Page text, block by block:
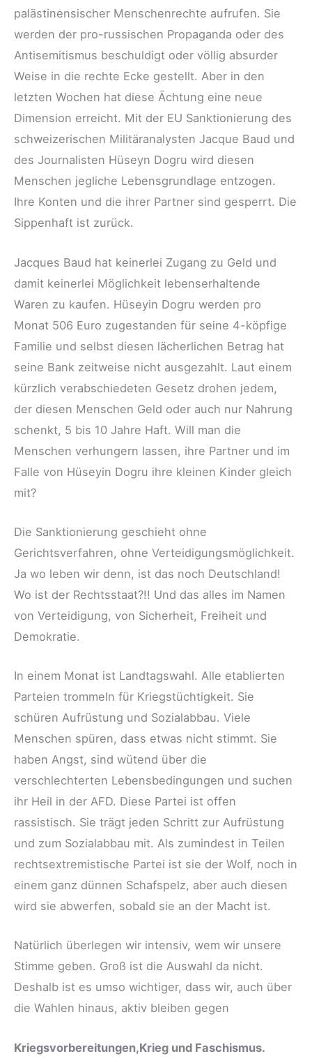
palästinensischer Menschenrechte aufrufen. Sie
werden der pro-russischen Propaganda oder des
Antisemitismus beschuldigt oder völlig absurder
Weise in die rechte Ecke gestellt. Aber in den
letzten Wochen hat diese Ächtung eine neue
Dimension erreicht. Mit der EU Sanktionierung des
schweizerischen Militäranalysten Jacque Baud und
des Journalisten Hüseyn Dogru wird diesen
Menschen jegliche Lebensgrundlage entzogen.
Ihre Konten und die ihrer Partner sind gesperrt. Die
Sippenhaft ist zurück.
Jacques Baud hat keinerlei Zugang zu Geld und
damit keinerlei Möglichkeit lebenserhaltende
Waren zu kaufen. Hüseyin Dogru werden pro
Monat 506 Euro zugestanden für seine 4-köpfige
Familie und selbst diesen lächerlichen Betrag hat
seine Bank zeitweise nicht ausgezahlt. Laut einem
kürzlich verabschiedeten Gesetz drohen jedem,
der diesen Menschen Geld oder auch nur Nahrung
schenkt, 5 bis 10 Jahre Haft. Will man die
Menschen verhungern lassen, ihre Partner und im
Falle von Hüseyin Dogru ihre kleinen Kinder gleich
mit?
Die Sanktionierung geschieht ohne
Gerichtsverfahren, ohne Verteidigungsmöglichkeit.
Ja wo leben wir denn, ist das noch Deutschland!
Wo ist der Rechtsstaat?!! Und das alles im Namen
von Verteidigung, von Sicherheit, Freiheit und
Demokratie.
In einem Monat ist Landtagswahl. Alle etablierten
Parteien trommeln für Kriegstüchtigkeit. Sie
schüren Aufrüstung und Sozialabbau. Viele
Menschen spüren, dass etwas nicht stimmt. Sie
haben Angst, sind wütend über die
verschlechterten Lebensbedingungen und suchen
ihr Heil in der AFD. Diese Partei ist offen
rassistisch. Sie trägt jeden Schritt zur Aufrüstung
und zum Sozialabbau mit. Als zumindest in Teilen
rechtsextremistische Partei ist sie der Wolf, noch in
einem ganz dünnen Schafspelz, aber auch diesen
wird sie abwerfen, sobald sie an der Macht ist.
Natürlich überlegen wir intensiv, wem wir unsere
Stimme geben. Groß ist die Auswahl da nicht.
Deshalb ist es umso wichtiger, dass wir, auch über
die Wahlen hinaus, aktiv bleiben gegen
Kriegsvorbereitungen,Krieg und Faschismus.